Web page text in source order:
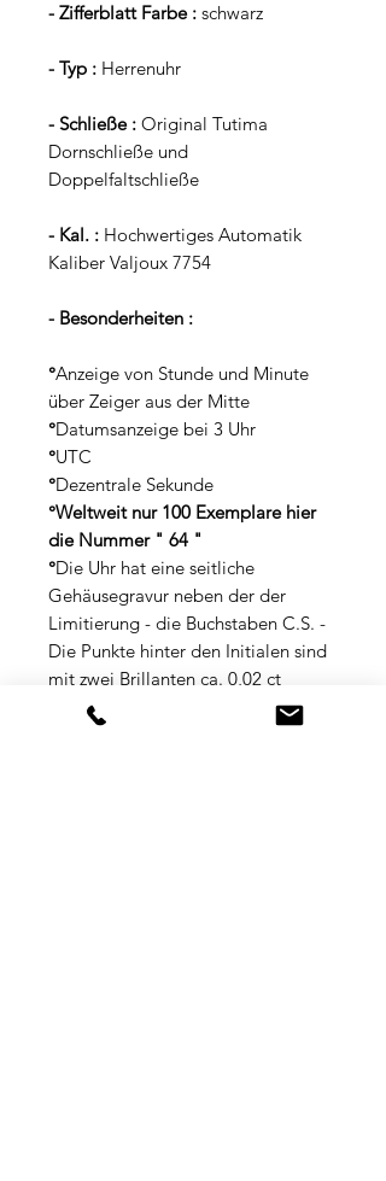
- Zifferblatt Farbe : schwarz
- Typ : Herrenuhr
- Schließe : Original Tutima
Dornschließe und
Doppelfaltschließe
- Kal. : Hochwertiges Automatik
Kaliber Valjoux 7754
- Besonderheiten :
°Anzeige von Stunde und Minute
über Zeiger aus der Mitte
°Datumsanzeige bei 3 Uhr
°UTC
°Dezentrale Sekunde
°Weltweit nur 100 Exemplare hier
die Nummer " 64 "
°Die Uhr hat eine seitliche
Gehäusegravur neben der der
Limitierung - die Buchstaben C.S. -
Die Punkte hinter den Initialen sind
mit zwei Brillanten ca. 0,02 ct
ausgefasst.